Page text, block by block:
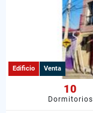
Edificio Venta
10
Dormitorios